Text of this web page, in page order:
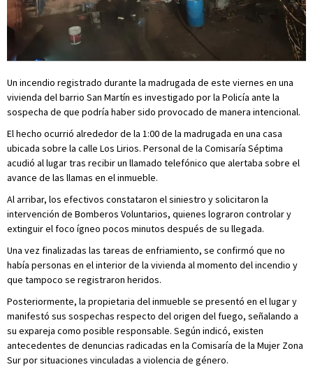
Un incendio registrado durante la madrugada de este viernes en una
vivienda del barrio San Martín es investigado por la Policía ante la
sospecha de que podría haber sido provocado de manera intencional.
El hecho ocurrió alrededor de la 1:00 de la madrugada en una casa
ubicada sobre la calle Los Lirios. Personal de la Comisaría Séptima
acudió al lugar tras recibir un llamado telefónico que alertaba sobre el
avance de las llamas en el inmueble.
Al arribar, los efectivos constataron el siniestro y solicitaron la
intervención de Bomberos Voluntarios, quienes lograron controlar y
extinguir el foco ígneo pocos minutos después de su llegada.
Una vez finalizadas las tareas de enfriamiento, se confirmó que no
había personas en el interior de la vivienda al momento del incendio y
que tampoco se registraron heridos.
Posteriormente, la propietaria del inmueble se presentó en el lugar y
manifestó sus sospechas respecto del origen del fuego, señalando a
su expareja como posible responsable. Según indicó, existen
antecedentes de denuncias radicadas en la Comisaría de la Mujer Zona
Sur por situaciones vinculadas a violencia de género.